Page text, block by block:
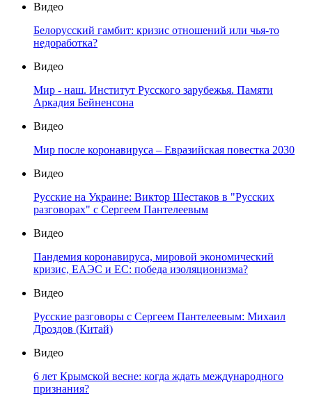
Видео
Белорусский гамбит: кризис отношений или чья-то
недоработка?
Видео
Мир - наш. Институт Русского зарубежья. Памяти
Аркадия Бейненсона
Видео
Мир после коронавируса – Евразийская повестка 2030
Видео
Русские на Украине: Виктор Шестаков в "Русских
разговорах" с Сергеем Пантелеевым
Видео
Пандемия коронавируса, мировой экономический
кризис, ЕАЭС и ЕС: победа изоляционизма?
Видео
Русские разговоры с Сергеем Пантелеевым: Михаил
Дроздов (Китай)
Видео
6 лет Крымской весне: когда ждать международного
признания?